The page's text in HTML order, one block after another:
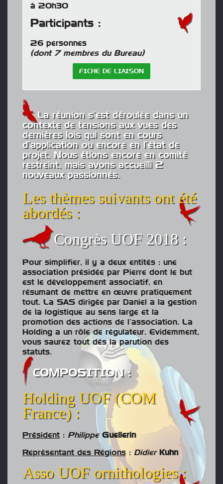
à 20h30
Participants :
26 personnes
(dont 7 membres du Bureau)
FICHE DE LIAISON
La réunion s’est déroulée dans un
contexte de tensions aux vues des
dernières lois qui sont en cours
d’application ou encore en l’état de
projet. Nous étions encore en comité
restreint, mais avons accueilli 2
nouveaux passionnés.
Les thèmes suivants ont été
abordés :
Congrès UOF 2018 :
Pour simplifier, il y a deux entités : une
association présidée par Pierre dont le but
est le développement associatif, en
résumant de mettre en œuvre pratiquement
tout. La SAS dirigée par Daniel a la gestion
de la logistique au sens large et la
promotion des actions de l’association. La
Holding a un rôle de régulateur. Evidemment,
vous saurez tout dès la parution des
statuts.
COMPOSITION :
Holding UOF (COM
France) :
Président : Philippe Guellerin
Représentant des Régions : Didier Kuhn
Asso UOF ornithologies :